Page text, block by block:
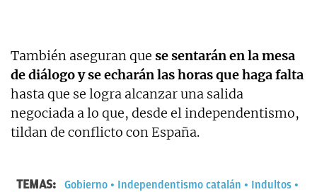
También aseguran que se sentarán en la mesa
de diálogo y se echarán las horas que haga falta
hasta que se logra alcanzar una salida
negociada a lo que, desde el independentismo,
tildan de conflicto con España.
TEMAS: Gobierno Independentismo catalán
Indultos